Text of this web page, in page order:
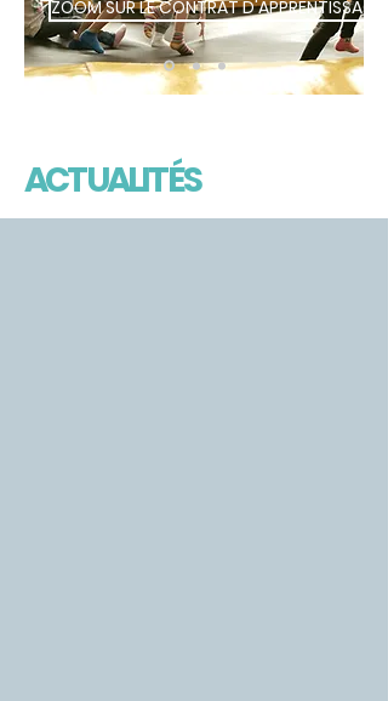
ZOOM SUR LE CONTRAT D'APPRENTISSAGE
ACTUALITÉS